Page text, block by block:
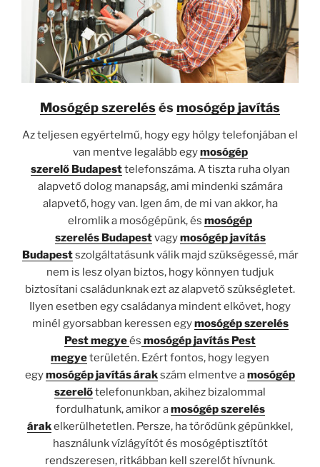
Mosógép szerelésésmosógép javítás
Az teljesen egyértelmű, hogy egy hölgy telefonjában el
van mentve legalább egymosógép
szerelő Budapesttelefonszáma. A tiszta ruha olyan
alapvető dolog manapság, ami mindenki számára
alapvető, hogy van. Igen ám, de mi van akkor, ha
elromlik a mosógépünk, és mosógép
szerelés Budapestvagymosógép javítás
Budapestszolgáltatásunk válik majd szükségessé, már
nem is lesz olyan biztos, hogy könnyen tudjuk
biztosítani családunknak ezt az alapvető szükségletet.
Ilyen esetben egy családanya mindent elkövet, hogy
minél gyorsabban keressen egymosógép szerelés
Pest megyeés mosógép javítás Pest
megyeterületén. Ezért fontos, hogy legyen
egymosógép javítás árakszám elmentve amosógép
szerelőtelefonunkban, akihez bizalommal
fordulhatunk, amikor amosógép szerelés
árakelkerülhetetlen. Persze, ha törődünk gépünkkel,
használunk vízlágyítót és mosógéptisztítót
rendszeresen, ritkábban kell szerelőt hívnunk.